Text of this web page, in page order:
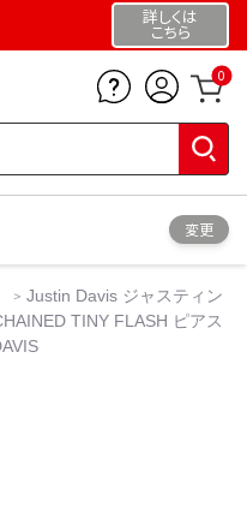
詳しくは
こちら
0
変更
Justin Davis ジャスティン
TINY FLASH ピアス